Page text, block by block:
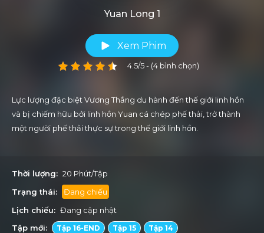
Yuan Long 1
Xem Phim
4.5/5 - (4 bình chọn)
Lực lượng đặc biệt Vương Thắng du hành đến thế giới linh hồn
và bị chiếm hữu bởi linh hồn Yuan cá chép phế thải, trở thành
một người phế thải thực sự trong thế giới linh hồn.
Thời lượng: 20 Phút/Tập
Trạng thái:
Đang chiếu
Lịch chiếu: Đang cập nhật
Tập mới:
Tập 16-END Tập 15 Tập 14